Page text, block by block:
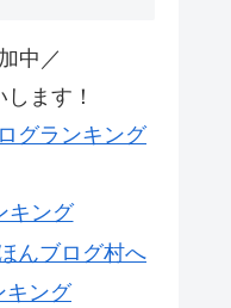
中／
ます！